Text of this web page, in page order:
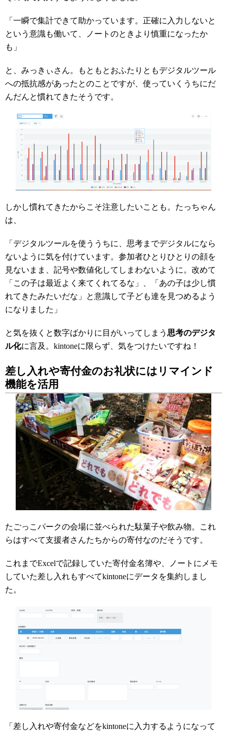
「一瞬で集計できて助かっています。正確に入力しないと
という意識も働いて、ノートのときより慎重になったか
も」
と、みっきぃさん。もともとおふたりともデジタルツール
への抵抗感があったとのことですが、使っていくうちにだ
んだんと慣れてきたそうです。
しかし慣れてきたからこそ注意したいことも。たっちゃん
は、
「デジタルツールを使ううちに、思考までデジタルになら
ないように気を付けています。参加者ひとりひとりの顔を
見ないまま、記号や数値化してしまわないように。改めて
「この子は最近よく来てくれてるな」、「あの子は少し慣
れてきたみたいだな」と意識して子ども達を見つめるよう
になりました」
と気を抜くと数字ばかりに目がいってしまう 思考のデジタ
ル化に言及。kintoneに限らず、気をつけたいですね！
差し入れや寄付金のお礼状にはリマインド
機能を活用
たごっこパークの会場に並べられた駄菓子や飲み物。これ
らはすべて支援者さんたちからの寄付なのだそうです。
これまでExcelで記録していた寄付金名簿や、ノートにメモ
していた差し入れもすべてkintoneにデータを集約しまし
た。
「差し入れや寄付金などをkintoneに入力するようになって